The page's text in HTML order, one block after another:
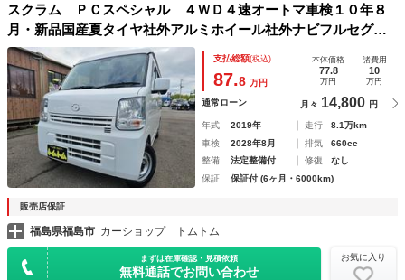
スクラム ＰＣスペシャル ４ＷＤ４速オートマ車検１０年８
月・新品国産夏タイヤ社外アルミホイール社外ナビフルセグＴ
Ｖブルートゥース純正バックカメラ純正ドライブレコーダー新
品夏タイヤ衝突被害軽減ブレーキ横滑り防止キーレスＡＢＳ取
説
支払総額(税込)
87.8 万円
本体価格
77.8
万円
諸費用
10
万円
通常ローン 月々 14,800 円
年式 2019年 走行
8.1万km
車検
2028年8月 排気
660cc
整備
法定整備付 修復
なし
保証
保証付 (6ヶ月・6000km)
販売店保証
福島県福島市 カーショップ トムトム
まずは在庫確認・見積依頼
無料通話でお問い合わせ
お気に入り